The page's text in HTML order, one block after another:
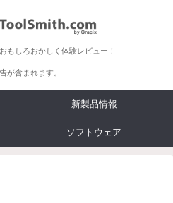
もしろおかしく体験レビュー！
が含まれます。
新製品情報
ソフトウェア